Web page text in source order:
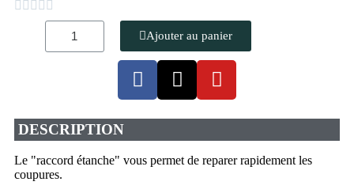
    
Ajouter au panier
DESCRIPTION
Le "raccord étanche" vous permet de reparer rapidement les
coupures.